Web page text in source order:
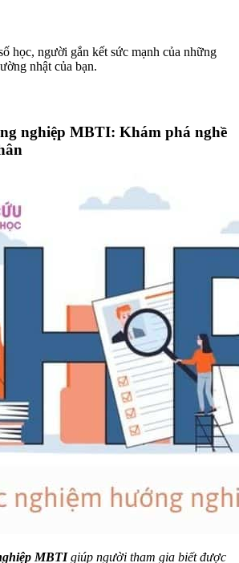
học, người gắn kết sức mạnh của những
nhật của bạn.
nghiệp MBTI: Khám phá nghề
MBTIgiúp người tham gia biết được